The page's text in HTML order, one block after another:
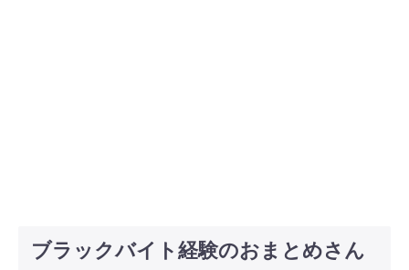
ブラックバイト経験のおまとめさん